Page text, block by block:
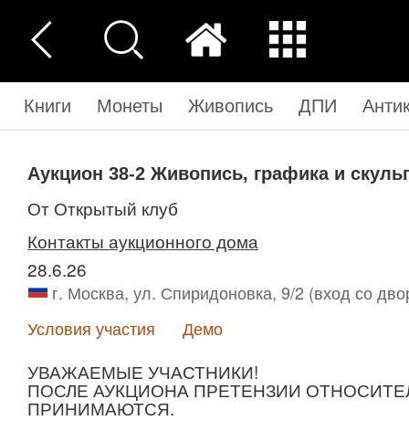
Книги Монеты Живопись ДПИ
Аукцион 38-2 Живопись, графика и
от Открытый клуб
Контакты аукционного дома
28.6.26
г. Москва, ул. Спиридоновка, 9/2 (вход со
Условия участия
Демо
УВАЖАЕМЫЕ УЧАСТНИКИ!
ПОСЛЕ АУКЦИОНА ПРЕТЕНЗИИ
ПРИНИМАЮТСЯ.